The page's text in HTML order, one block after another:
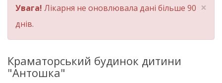
×
Увага! Лікарня не оновлювала дані більше 90
днів.
Краматорський будинок дитини
"Антошка"